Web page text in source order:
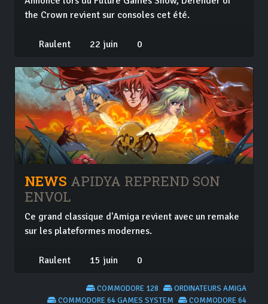
the Crown revient sur consoles cet été.
Raulent 22 juin 0
NEWS APIDYA REPREND SON
ENVOL
Ce grand classique d'Amiga revient avec un remake
sur les plateformes modernes.
Raulent 15 juin 0
ORDINATEURS AMIGA
COMMODORE 128
COMMODORE 64
COMMODORE 64 GAMES SYSTEM